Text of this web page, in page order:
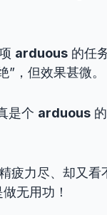
arduous 的任
，但效果甚微。
是个 arduous
疲力尽、却又看
无用功！